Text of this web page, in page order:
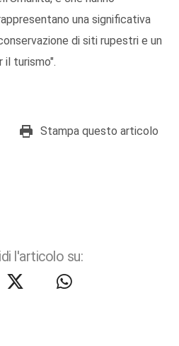
una significativa
di siti rupestri e un
turismo".
Stampa questo articolo
l'articolo su: